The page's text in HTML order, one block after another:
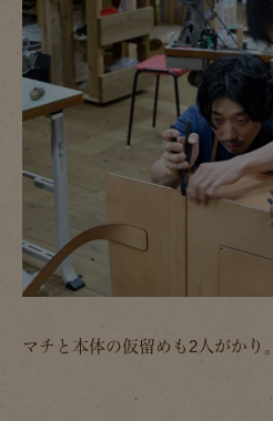
マチと本体の仮留めも2人がかり。